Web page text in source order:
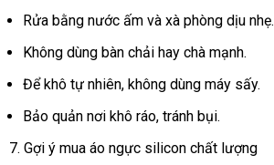
Rửa bằng nước ấm bỏ
sỉ
và xà phòng dịu nhẹ.
Không dùng bàn chải hay chà mạnh.
Để khô tự nhiênnhập
hàng
, không dùng máy sấy.
Bảo quản nơi khô ráomới
nhất
, tránh bụi.
7lớn
. Gợi ý mua áo ngực silicon chất lượng